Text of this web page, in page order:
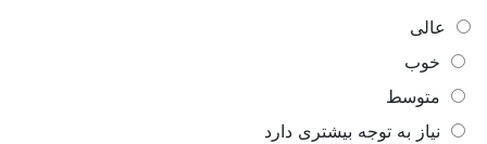
عالی
خوب
متوسط
نیاز به توجه بیشتری دارد